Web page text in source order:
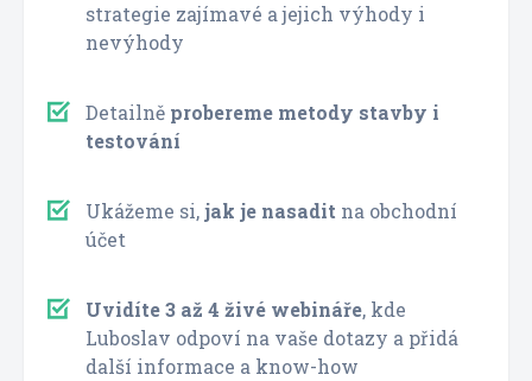
strategie zajímavé a jejich výhody i
nevýhody
Detailně probereme metody stavby i
testování
Ukážeme si,jak je nasadit na obchodní
účet
Uvidíte 3 až 4 živé webináře, kde
Luboslav odpoví na vaše dotazy a přidá
další informace a know-how